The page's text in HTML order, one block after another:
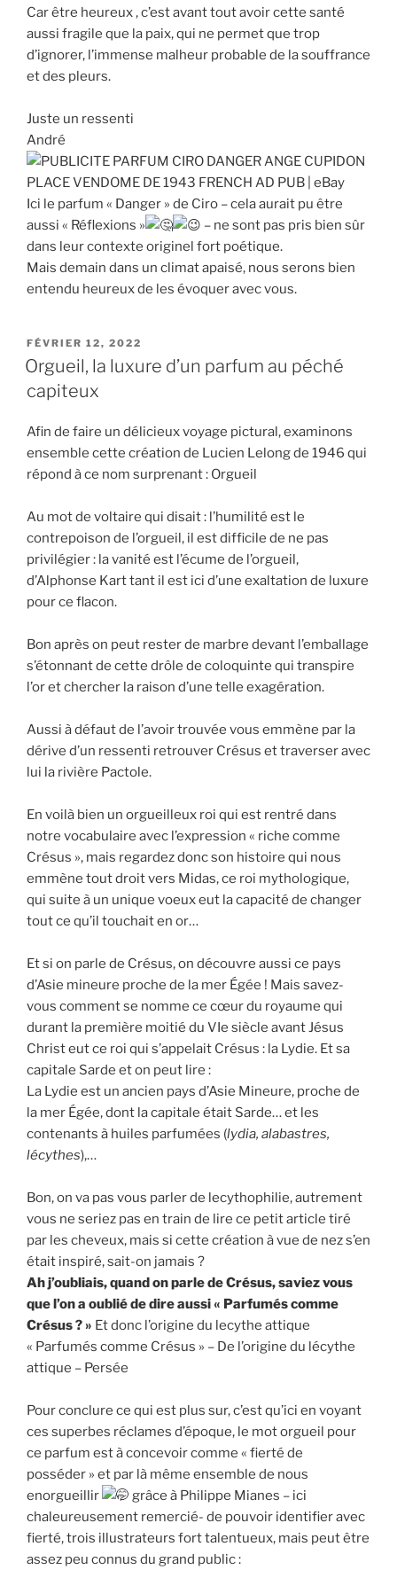
Car être heureux , c’est avant tout avoir cette santé
aussi fragile que la paix, qui ne permet que trop
d’ignorer, l’immense malheur probable de la souffrance
et des pleurs.
Juste un ressenti
André
Ici le parfum « Danger » de Ciro – cela aurait pu être
aussi « Réflexions »
– ne sont pas pris bien sûr
dans leur contexte originel fort poétique.
Mais demain dans un climat apaisé, nous serons bien
entendu heureux de les évoquer avec vous.
PUBLIÉ
LE
FÉVRIER 12, 2022
Orgueil, la luxure d’un parfum au péché
capiteux
Afin de faire un délicieux voyage pictural, examinons
ensemble cette création de Lucien Lelong de 1946 qui
répond à ce nom surprenant : Orgueil
Au mot de voltaire qui disait : l’humilité est le
contrepoison de l’orgueil, il est difficile de ne pas
privilégier : la vanité est l’écume de l’orgueil,
d’Alphonse Kart tant il est ici d’une exaltation de luxure
pour ce flacon.
Bon après on peut rester de marbre devant l’emballage
s’étonnant de cette drôle de coloquinte qui transpire
l’or et chercher la raison d’une telle exagération.
Aussi à défaut de l’avoir trouvée vous emmène par la
dérive d’un ressenti retrouver Crésus et traverser avec
lui la rivière Pactole.
En voilà bien un orgueilleux roi qui est rentré dans
notre vocabulaire avec l’expression « riche comme
Crésus », mais regardez donc son histoire qui nous
emmène tout droit vers Midas, ce roi mythologique,
qui suite à un unique voeux eut la capacité de changer
tout ce qu’il touchait en or…
Et si on parle de Crésus, on découvre aussi ce pays
d’Asie mineure proche de la mer Égée ! Mais savez-
vous comment se nomme ce cœur du royaume qui
durant la première moitié du VIe siècle avant Jésus
Christ eut ce roi qui s’appelait Crésus : la Lydie. Et sa
capitale Sarde et on peut lire :
La Lydie est un ancien pays d’Asie Mineure, proche de
la mer Égée, dont la capitale était Sarde… et les
contenants à huiles parfumées (lydia, alabastres,
lécythes),…
Bon, on va pas vous parler de lecythophilie, autrement
vous ne seriez pas en train de lire ce petit article tiré
par les cheveux, mais si cette création à vue de nez s’en
était inspiré, sait-on jamais ?
Ah j’oubliais, quand on parle de Crésus, saviez vous
que l’on a oublié de dire aussi « Parfumés comme
Crésus ? » Et donc l’origine du lecythe attique
« Parfumés comme Crésus » – De l’origine du lécythe
attique – Persée
Pour conclure ce qui est plus sur, c’est qu’ici en voyant
ces superbes réclames d’époque, le mot orgueil pour
ce parfum est à concevoir comme « fierté de
posséder » et par là même ensemble de nous
enorgueillir
grâce à Philippe Mianes – ici
chaleureusement remercié- de pouvoir identifier avec
fierté, trois illustrateurs fort talentueux, mais peut être
assez peu connus du grand public :